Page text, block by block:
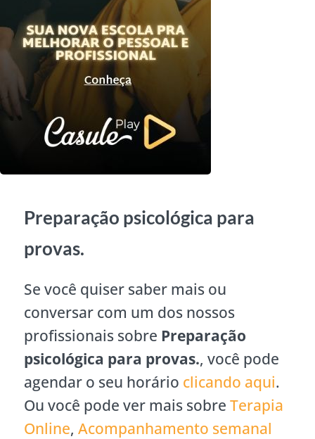
Preparação psicológica para
provas.
Se você quiser saber mais ou
conversar com um dos nossos
profissionais sobre Preparação
psicológica para provas., você pode
agendar o seu horário clicando aqui.
Ou você pode ver mais sobre Terapia
Online, Acompanhamento semanal